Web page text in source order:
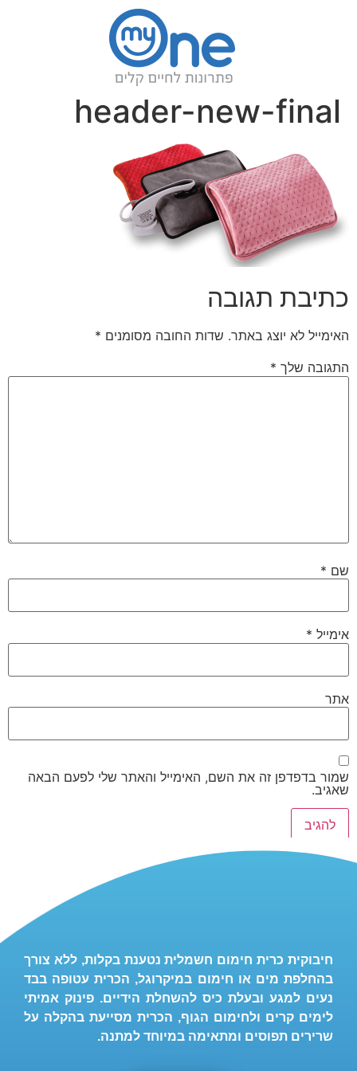
header-new-final
כתיבת תגובה
האימייל לא יוצג באתר. שדות החובה מסומנים *
התגובה שלך *
שם *
אימייל *
אתר
שמור בדפדפן זה את השם, האימייל והאתר שלי לפעם הבאה
שאגיב.
חיבוקית כרית חימום חשמלית נטענת בקלות, ללא צורך
בהחלפת מים או חימום במיקרוגל, הכרית עטופה בבד
נעים למגע ובעלת כיס להשחלת הידיים. פינוק אמיתי
לימים קרים ולחימום הגוף, הכרית מסייעת בהקלה על
שרירים תפוסים ומתאימה במיוחד למתנה.